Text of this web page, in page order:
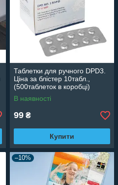
Таблетки для ручного DPD3.
Ціна за блістер 10табл.,
(500таблеток в коробці)
Lovibond (Німеччина)
511292BT
В наявності
99 ₴
Купити
–10%